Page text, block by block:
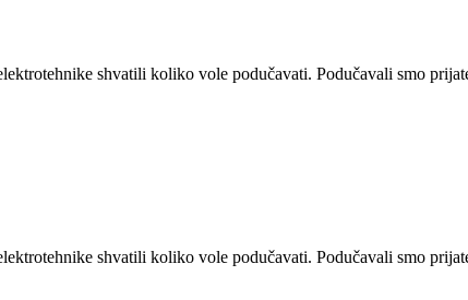
shvatili koliko vole podučavati. Podučavali smo
shvatili koliko vole podučavati. Podučavali smo